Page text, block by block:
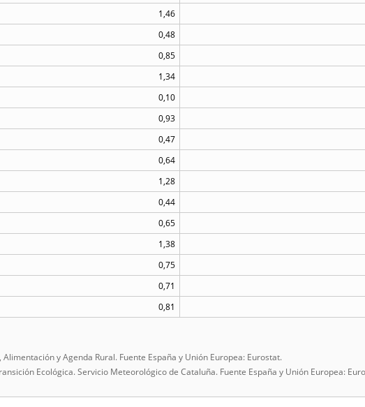
1,46
0,48
0,85
1,34
0,10
0,93
0,47
0,64
1,28
0,44
0,65
1,38
0,75
0,71
0,81
y Agenda Rural. Fuente España y Unión Europea: Eurostat.
Ecológica. Servicio Meteorológico de Cataluña. Fuente España y Unión Europea: